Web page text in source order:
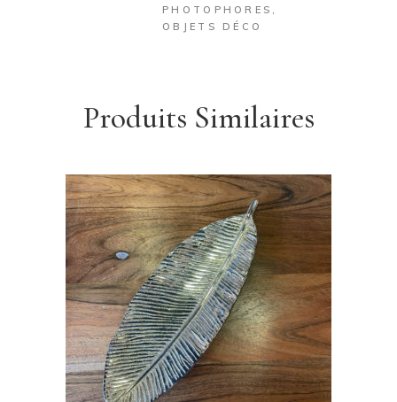
PHOTOPHORES ,
OBJETS DÉCO
Produits Similaires